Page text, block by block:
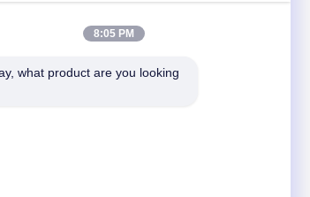
8:05 PM
what product are you looking